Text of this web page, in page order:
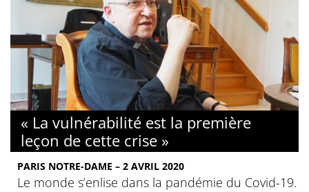
« La vulnérabilité est la première
leçon de cette crise »
PARIS NOTRE-DAME – 2 AVRIL 2020
Le monde s’enlise dans la pandémie du Covid-19.